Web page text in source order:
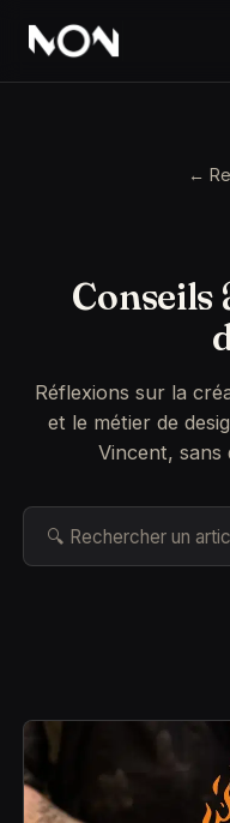
←
Conseils
Réflexions sur la
et le métier de
Vincent, sans